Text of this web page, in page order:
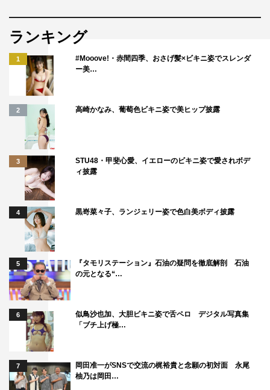
ランキング
1
#Mooove!・赤間四季、おさげ髪×ビキニ姿でスレンダ
ー美…
2 高崎かなみ、葡萄色ビキニ姿で美ヒップ披露
3
STU48・甲斐心愛、イエローのビキニ姿で愛されボデ
ィ披露
4 黒嵜菜々子、ランジェリー姿で色白美ボディ披露
5
『タモリステーション』石油の疑問を徹底解剖 石油
の元となる“…
6
似鳥沙也加、大胆ビキニ姿で舌ペロ デジタル写真集
「ブチ上げ極…
7
岡田准一がSNSで交流の梶裕貴と念願の初対面 永尾
柚乃は岡田…